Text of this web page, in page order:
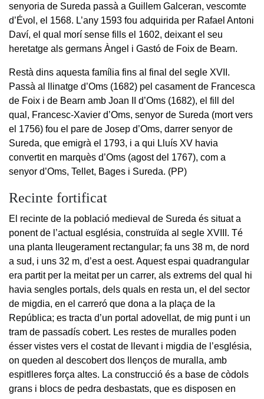
senyoria de Sureda passà a Guillem Galceran, vescomte
d’Évol, el 1568. L’any 1593 fou adquirida per Rafael Antoni
Daví, el qual morí sense fills el 1602, deixant el seu
heretatge als germans Àngel i Gastó de Foix de Bearn.
Restà dins aquesta família fins al final del segle XVII.
Passà al llinatge d’Oms (1682) pel casament de Francesca
de Foix i de Bearn amb Joan II d’Oms (1682), el fill del
qual, Francesc-Xavier d’Oms, senyor de Sureda (mort vers
el 1756) fou el pare de Josep d’Oms, darrer senyor de
Sureda, que emigrà el 1793, i a qui Lluís XV havia
convertit en marquès d’Oms (agost del 1767), com a
senyor d’Oms, Tellet, Bages i Sureda. (PP)
Recinte fortificat
El recinte de la població medieval de Sureda és situat a
ponent de l’actual església, construïda al segle XVIII. Té
una planta lleugerament rectangular; fa uns 38 m, de nord
a sud, i uns 32 m, d’est a oest. Aquest espai quadrangular
era partit per la meitat per un carrer, als extrems del qual hi
havia sengles portals, dels quals en resta un, el del sector
de migdia, en el carreró que dona a la plaça de la
República; es tracta d’un portal adovellat, de mig punt i un
tram de passadís cobert. Les restes de muralles poden
ésser vistes vers el costat de llevant i migdia de l’església,
on queden al descobert dos llenços de muralla, amb
espitlleres força altes. La construcció és a base de còdols
grans i blocs de pedra desbastats, que es disposen en